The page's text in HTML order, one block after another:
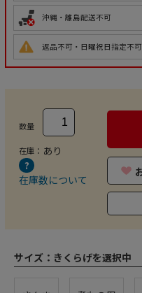
沖縄・離島配送不可
返品不可・日曜祝日指定不可
数量
在庫： あり
在庫数について
サイズ： きくらげを選択中